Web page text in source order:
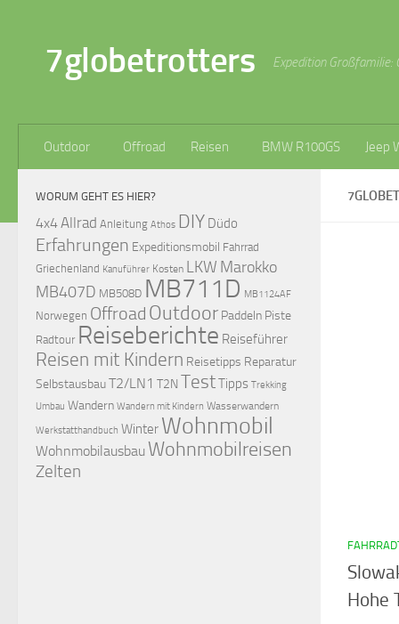
7globetrotters Expedition Großfamilie:
Outdoor Offroad Reisen BMW R100GS Jeep
Hohe
WORUM GEHT ES HIER?
4x4Allrad Anleitung Athos DIY Düdo
Erfahrungen Expeditionsmobil Fahrrad
Griechenland Kanuführer Kosten LKW Marokko
MB407D MB508D MB711D MB1124AF
Norwegen Offroad Outdoor Paddeln Piste
Radtour Reiseberichte Reiseführer
Reisen mit Kindern Reisetipps Reparatur
SelbstausbauT2/LN1 T2N TestTipps Trekking
Umbau Wandern Wandern mit Kindern Wasserwandern
Werkstatthandbuch Winter Wohnmobil
Wohnmobilausbau Wohnmobilreisen
Zelten